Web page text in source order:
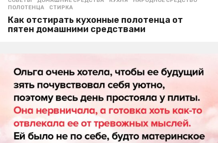
ПОЛОТЕНЦА
,СТИРКА
Как отстирать кухонные полотенца от
пятен домашними средствами